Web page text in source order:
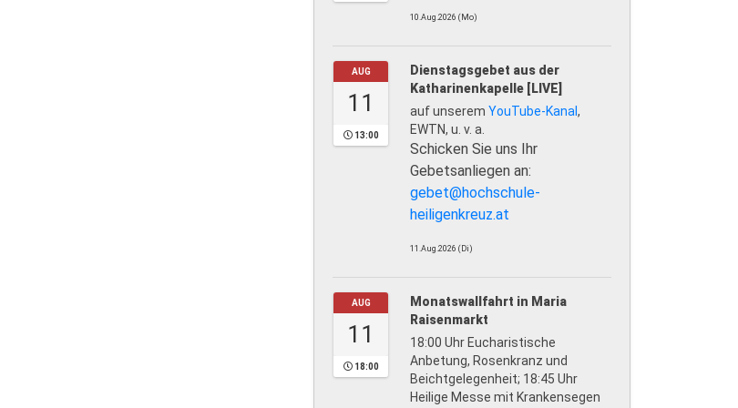
10.Aug.2026 (Mo)
AUG
11
13:00
Dienstagsgebet aus der
Katharinenkapelle [LIVE]
auf unserem YouTube-Kanal ,
EWTN, u. v. a.
Schicken Sie uns Ihr
Gebetsanliegen an:
gebet@hochschule-
heiligenkreuz.at
11.Aug.2026 (Di)
AUG
11
18:00
Monatswallfahrt in Maria
Raisenmarkt
18:00 Uhr Eucharistische
Anbetung, Rosenkranz und
Beichtgelegenheit; 18:45 Uhr
Heilige Messe mit Krankensegen